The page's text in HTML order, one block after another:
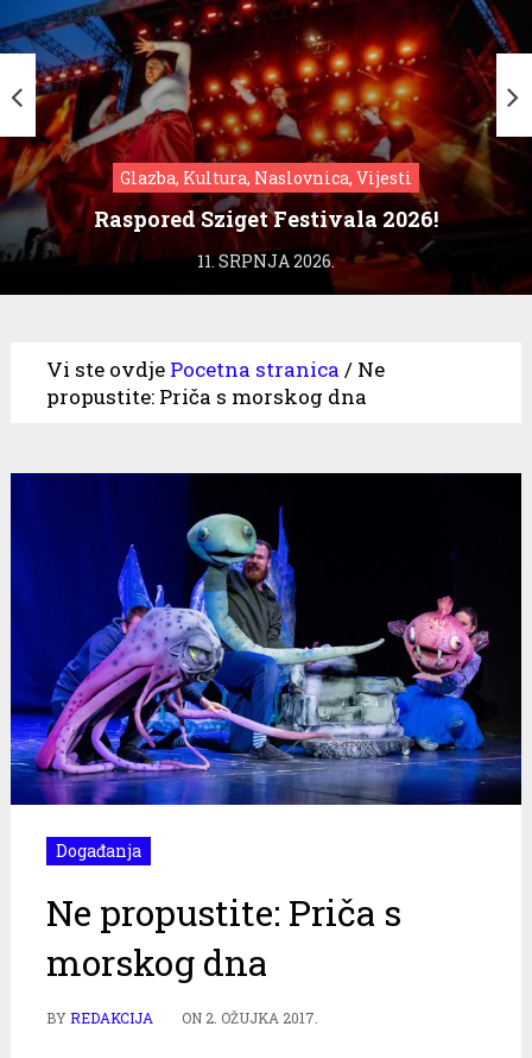
Glazba, Kultura, Naslovnica, Vijesti
Raspored Sziget Festivala 2026!
11. SRPNJA 2026.
Vi ste ovdje Pocetna stranica / Ne
propustite: Priča s morskog dna
Događanja
Ne propustite: Priča s
morskog dna
BYREDAKCIJA ON 2. OŽUJKA 2017.